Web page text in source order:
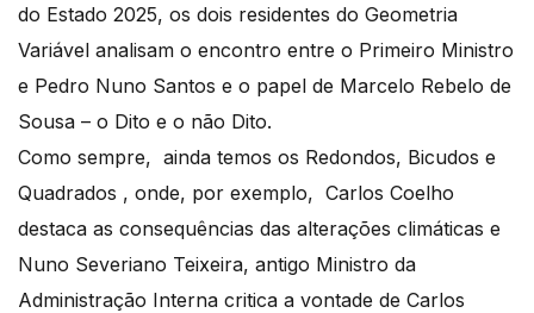
do Estado 2025, os dois residentes do Geometria
Variável analisam o encontro entre o Primeiro Ministro
e Pedro Nuno Santos e o papel de Marcelo Rebelo de
Sousa – o Dito e o não Dito.
Como sempre, ainda temos os Redondos, Bicudos e
Quadrados , onde, por exemplo, Carlos Coelho
destaca as consequências das alterações climáticas e
Nuno Severiano Teixeira, antigo Ministro da
Administração Interna critica a vontade de Carlos